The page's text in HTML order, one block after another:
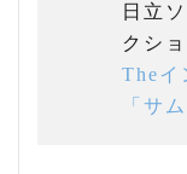
日立
クショ
Theイ
「サ